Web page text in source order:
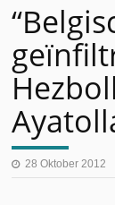
28 Oktober 2012